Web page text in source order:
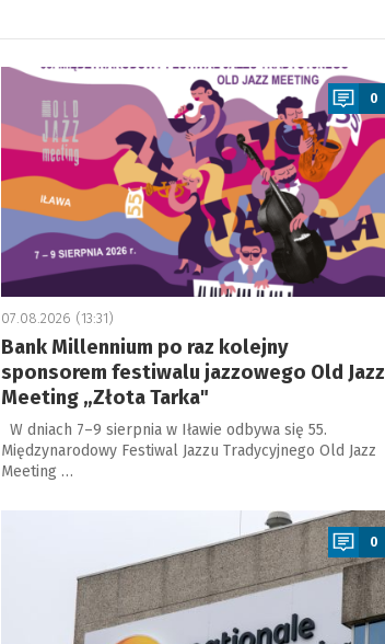
a
0
07.08.2026 (13:31)
Bank Millennium po raz kolejny
sponsorem festiwalu jazzowego Old Jazz
Meeting „Złota Tarka"
W dniach 7–9 sierpnia w Iławie odbywa się 55.
Międzynarodowy Festiwal Jazzu Tradycyjnego Old Jazz
Meeting …
0